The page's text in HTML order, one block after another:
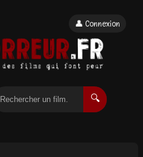
🔍
👤 Connexion